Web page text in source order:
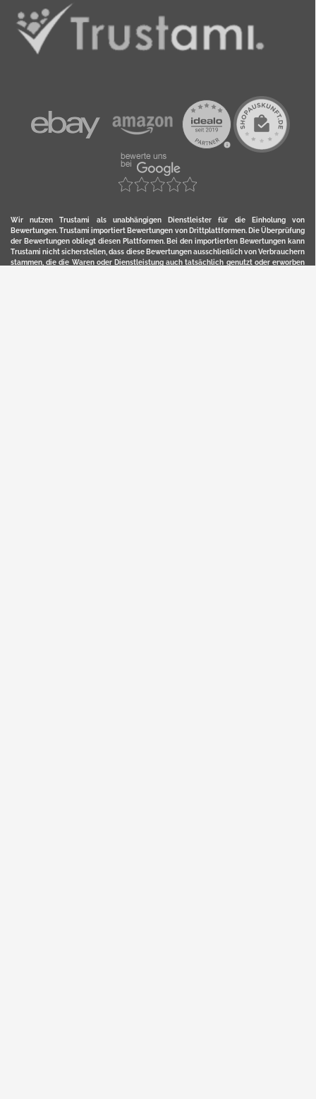
Wir nutzen Trustami als unabhängigen Dienstleister für die Einholung von
Bewertungen. Trustami importiert Bewertungen von Drittplattformen. Die Überprüfung
der Bewertungen obliegt diesen Plattformen. Bei den importierten Bewertungen kann
Trustami nicht sicherstellen, dass diese Bewertungen ausschließlich von Verbrauchern
stammen, die die Waren oder Dienstleistung auch tatsächlich genutzt oder erworben